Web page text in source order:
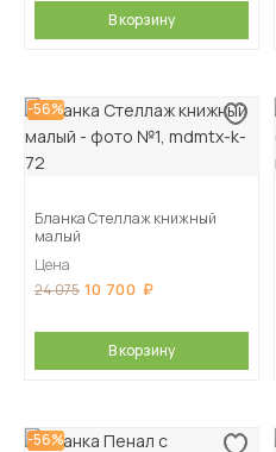
В корзину
-56%
Бланка Стеллаж книжный
малый
Цена
24 075 10 700
В корзину
-56%